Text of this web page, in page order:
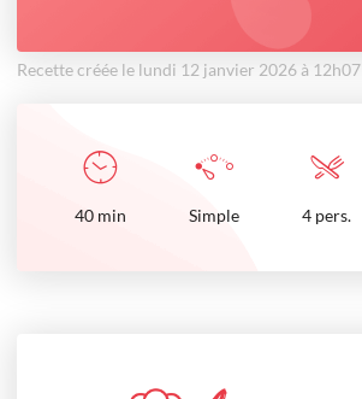
Recette créée le lundi 12 janvier 2026 à 12h07
40 min Simple 4 pers.